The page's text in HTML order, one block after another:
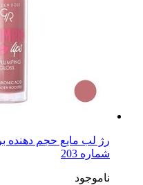
شماره 203
ناموجود